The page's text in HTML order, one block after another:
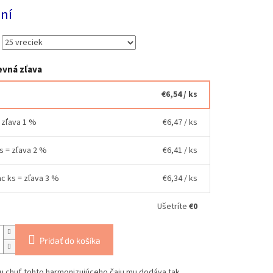
zľava
€6,54/ ks
1 % €6,47/ ks
= zľava 2 % €6,41 / ks
ks = zľava 3 % €6,34/ ks
Ušetríte €0
Pridať do košíka